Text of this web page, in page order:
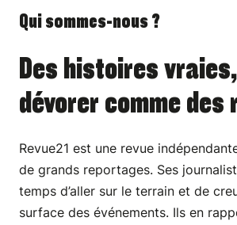
Qui sommes-nous ?
Des histoires
dévorer comme des
Revue21 est une revue
de grands reportages. Ses
temps d’aller sur le terrain et de
surface des événements. Ils en